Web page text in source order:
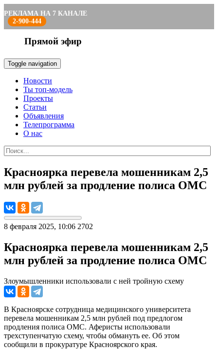
РЕКЛАМА НА 7 КАНАЛЕ
2-900-444
Прямой эфир
Toggle navigation
Новости
Ты топ-модель
Проекты
Статьи
Объявления
Телепрограмма
О нас
Красноярка перевела мошенникам 2,5
млн рублей за продление полиса ОМС
8 февраля 2025, 10:06 2702
Красноярка перевела мошенникам 2,5
млн рублей за продление полиса ОМС
Злоумышленники использовали с ней тройную схему
В Красноярске сотрудница медицинского университета
перевела мошенникам 2,5 млн рублей под предлогом
продления полиса ОМС. Аферисты использовали
трехступенчатую схему, чтобы обмануть ее. Об этом
сообщили в прокуратуре Красноярского края.